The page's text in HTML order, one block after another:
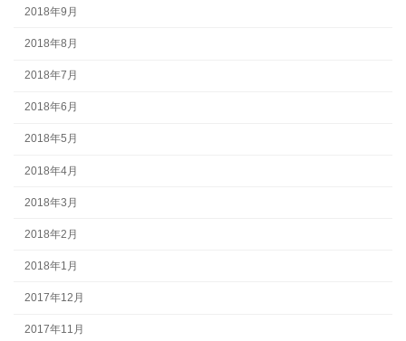
2018年9月
2018年8月
2018年7月
2018年6月
2018年5月
2018年4月
2018年3月
2018年2月
2018年1月
2017年12月
2017年11月